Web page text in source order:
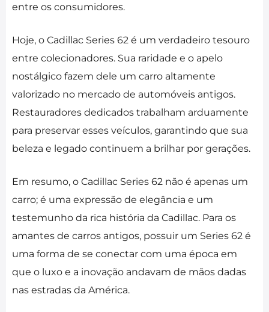
entre os consumidores.
Hoje, o Cadillac Series 62 é um verdadeiro tesouro
entre colecionadores. Sua raridade e o apelo
nostálgico fazem dele um carro altamente
valorizado no mercado de automóveis antigos.
Restauradores dedicados trabalham arduamente
para preservar esses veículos, garantindo que sua
beleza e legado continuem a brilhar por gerações.
Em resumo, o Cadillac Series 62 não é apenas um
carro; é uma expressão de elegância e um
testemunho da rica história da Cadillac. Para os
amantes de carros antigos, possuir um Series 62 é
uma forma de se conectar com uma época em
que o luxo e a inovação andavam de mãos dadas
nas estradas da América.